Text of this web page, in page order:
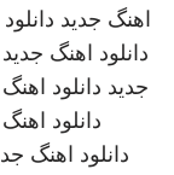
اهنگ جدید
دانلود اهنگ جدید
جدید دانلود
دانلود
دانلود اهنگ